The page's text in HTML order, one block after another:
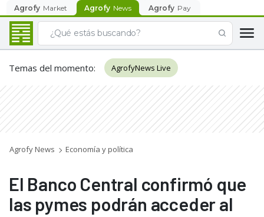
Agrofy Market Agrofy News Agrofy Pay
Temas del momento: AgrofyNews Live
Agrofy News Economía y política
El Banco Central confirmó que
las pymes podrán acceder al